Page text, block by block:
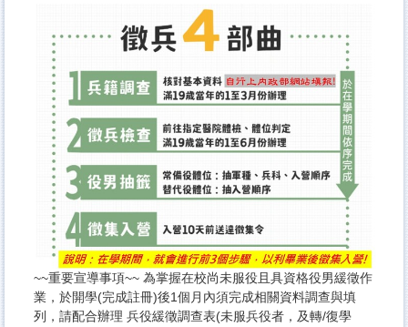
~~重要宣導事項~~ 為掌握在校尚未服役且具資格役男緩徵作
業，於開學(完成註冊)後1個月內須完成相關資料調查與填
列，請配合辦理 兵役緩徵調查表(未服兵役者，及轉/復學